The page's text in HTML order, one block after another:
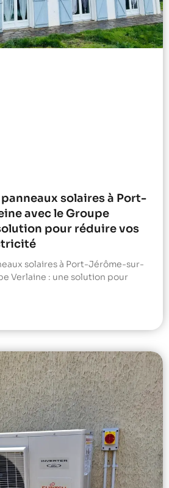
solaires à Port-
avec le Groupe
pour réduire vos
solaires à Port-Jérôme-sur-
Verlaine : une solution pour